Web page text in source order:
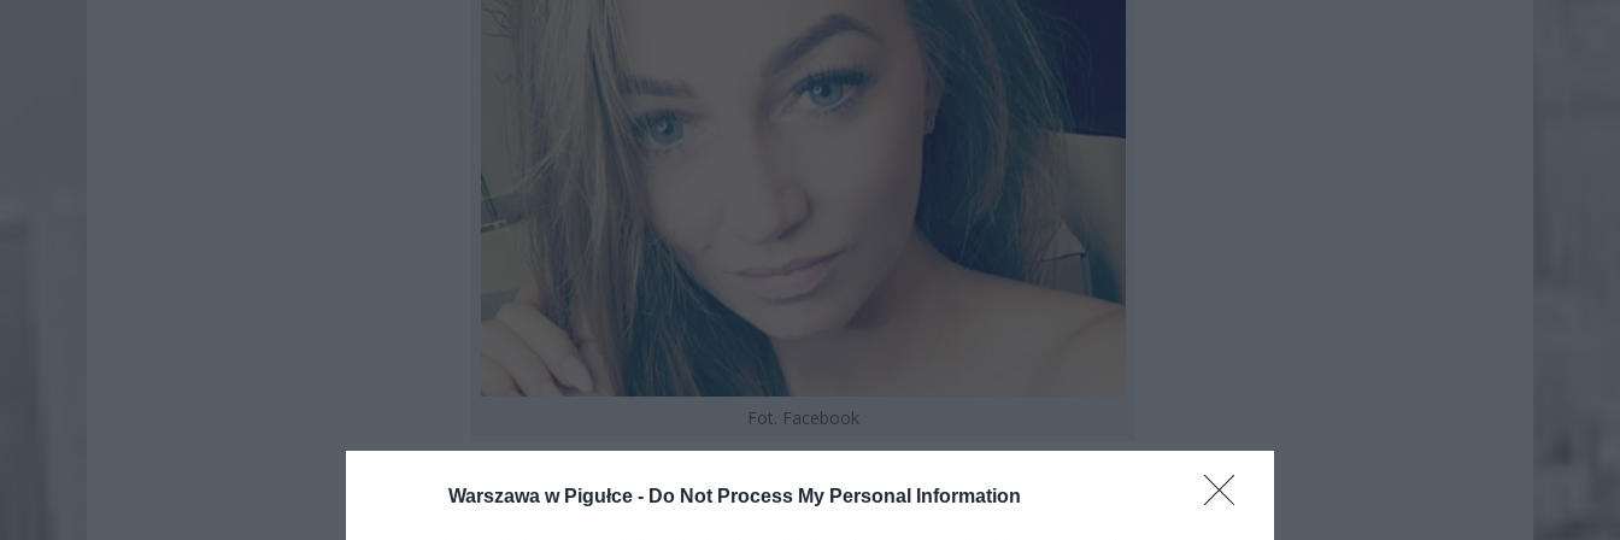
Warszawa w Pigułce - Do Not Process My Personal Information
Fot. Facebook
dziewczyna chciała zrobić mu niespodziankę. Niestety jego paszport stracił ważność: